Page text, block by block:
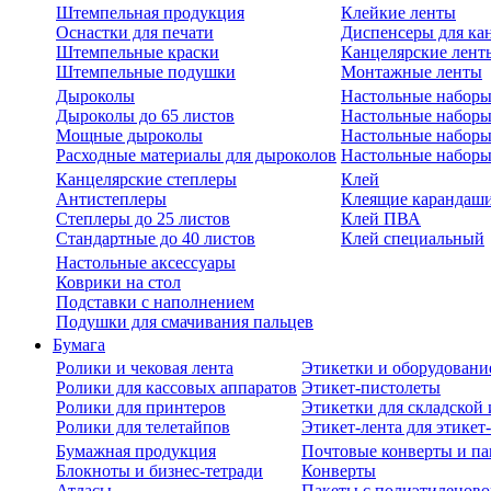
Штемпельная продукция
Оснастки для печати
Штемпельные краски
Штемпельные подушки
Клейкие ленты
Диспенсеры для
Канцелярские
Монтажные ленты
Дыроколы
Дыроколы до 65 листов
Мощные дыроколы
Расходные материалы для дыроколов
Настольные наборы
Настольные
Настольные
Настольные
Канцелярские степлеры
Антистеплеры
Степлеры до 25 листов
Стандартные до 40 листов
Клей
Клеящие
Клей ПВА
Клей специальный
Настольные аксессуары
Коврики на стол
Подставки с наполнением
Подушки для смачивания пальцев
Бумага
Ролики и чековая лента
Ролики для кассовых аппаратов
Ролики для принтеров
Ролики для телетайпов
Этикетки и
Этикет-пистолеты
Этикетки для
Этикет-лента для
Бумажная продукция
Блокноты и бизнес-тетради
Почтовые конверты и
Конверты